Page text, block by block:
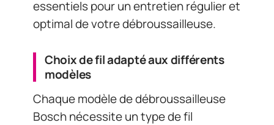
essentiels pour un entretien régulier et
optimal de votre débroussailleuse.
Choix de fil adapté aux différents
modèles
Chaque modèle de débroussailleuse
Bosch nécessite un type de fil